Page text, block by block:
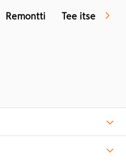
Remontti Tee itse